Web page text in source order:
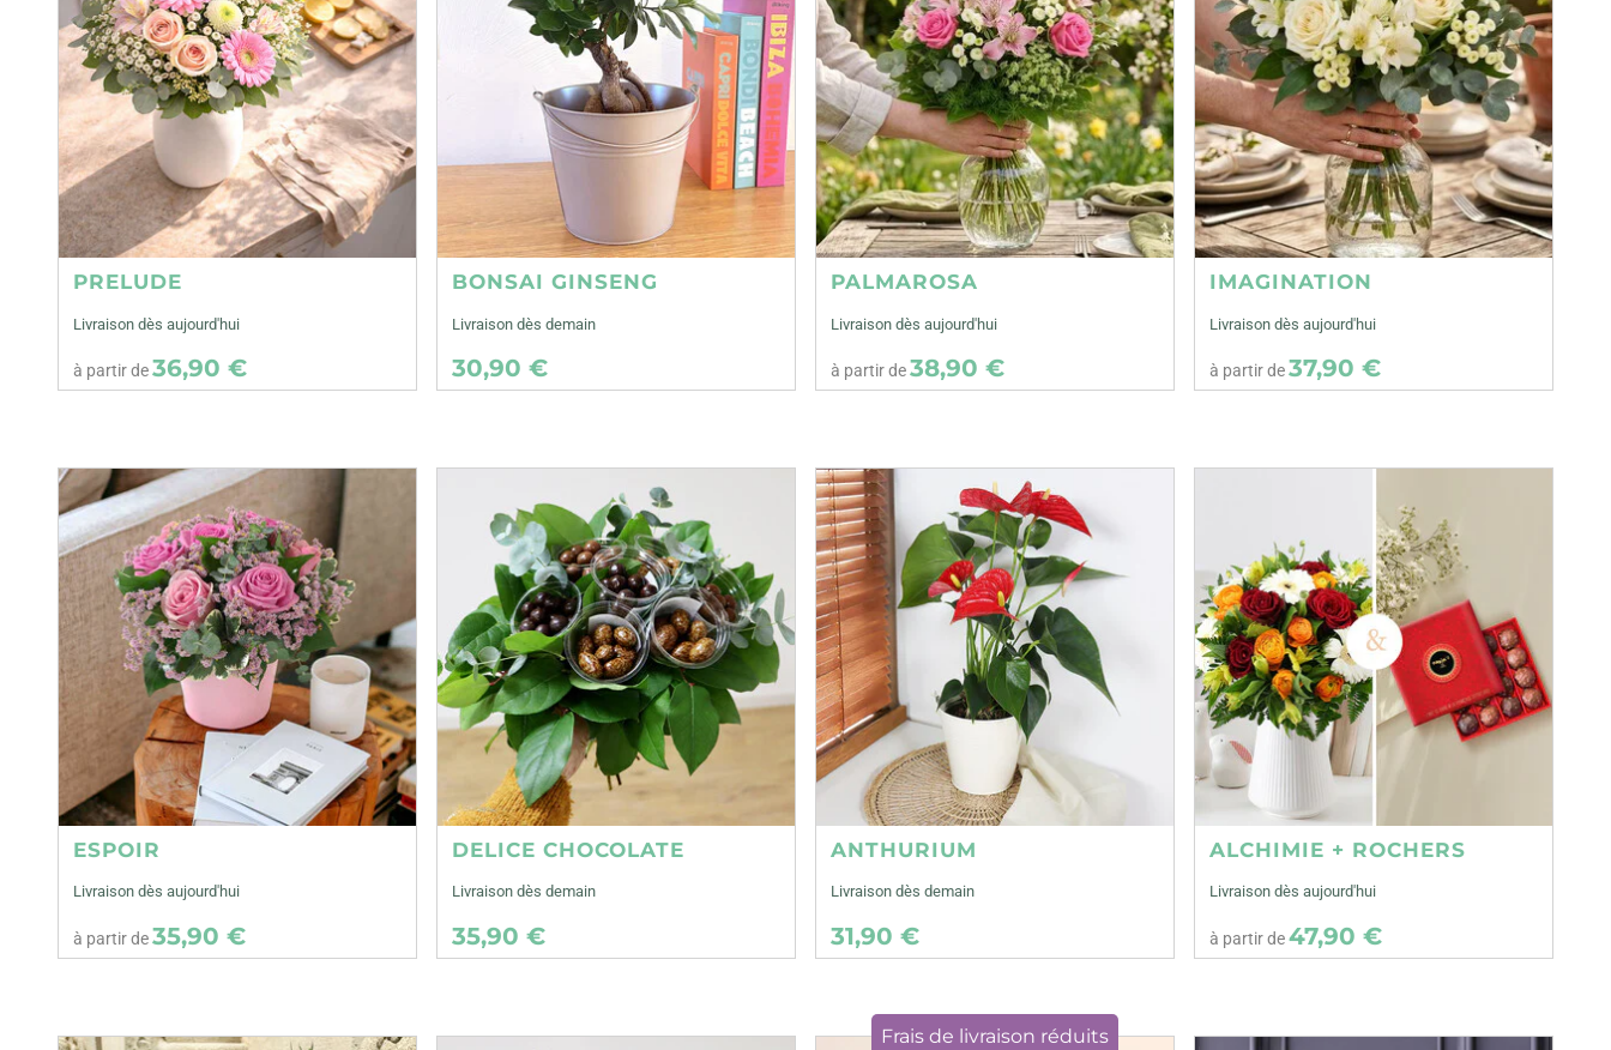
PRELUDE
Livraison dès aujourd'hui
à partir de36,90 €
BONSAI GINSENG
Livraison dès demain
30,90 €
PALMAROSA
Livraison dès aujourd'hui
à partir de38,90 €
IMAGINATION
Livraison dès aujourd'hui
à partir de37,90 €
ESPOIR
Livraison dès aujourd'hui
à partir de35,90 €
DELICE CHOCOLATE
Livraison dès demain
35,90 €
ANTHURIUM
Livraison dès demain
31,90 €
ALCHIMIE + ROCHERS
Livraison dès aujourd'hui
à partir de47,90 €
Frais de livraison réduits